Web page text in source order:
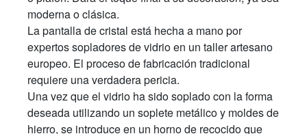
moderna o clásica.
La pantalla de cristal está hecha a mano por
expertos sopladores de vidrio en un taller artesano
europeo. El proceso de fabricación tradicional
requiere una verdadera pericia.
Una vez que el vidrio ha sido soplado con la forma
deseada utilizando un soplete metálico y moldes de
hierro, se introduce en un horno de recocido que